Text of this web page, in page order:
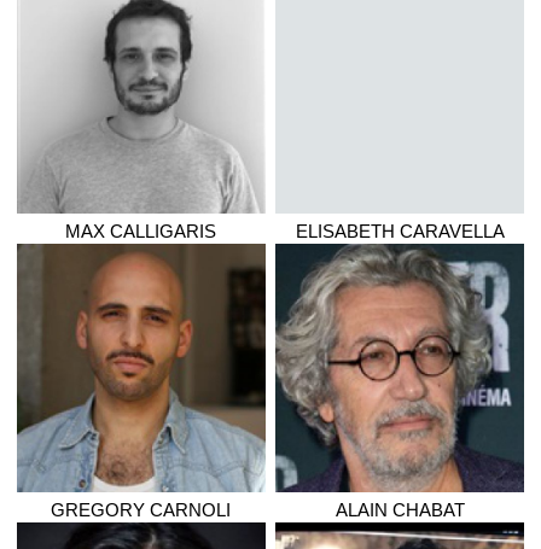
MAX CALLIGARIS ELISABETH CARAVELLA
GREGORY CARNOLI ALAIN CHABAT